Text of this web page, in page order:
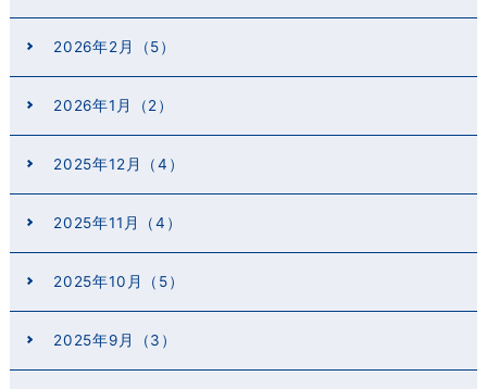
2026年2月（5）
2026年1月（2）
2025年12月（4）
2025年11月（4）
2025年10月（5）
2025年9月（3）